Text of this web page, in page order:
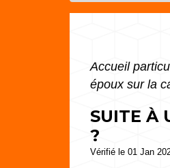
Accueil
époux sur la
SUITE À
?
Vérifié le 01 Jan